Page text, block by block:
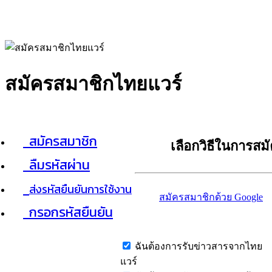
สมัครสมาชิกไทยแวร์
สมัครสมาชิก
ลืมรหัสผ่าน
ส่งรหัสยืนยันการใช้งาน
กรอกรหัสยืนยัน
เลือกวิธีในการส
สมัครสมาชิกด้วย Google
ฉันต้องการรับข่าวสารจากไทย
แวร์